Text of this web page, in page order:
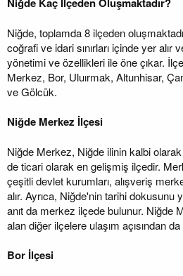
Niğde, toplamda 8 ilçeden
coğrafi ve idari sınırları içinde yer alır
yönetimi ve özellikleri ile öne çıkar.
Merkez, Bor, Uluırmak, Altunhisar,
ve Gölcük.
Niğde Merkez İlçesi
Niğde Merkez, Niğde ilinin kalbi
de ticari olarak en gelişmiş ilçedir.
çeşitli devlet kurumları, alışveriş
alır. Ayrıca, Niğde'nin tarihi dokusunu
anıt da merkez ilçede bulunur. Niğde
alan diğer ilçelere ulaşım açısından
Bor İlçesi